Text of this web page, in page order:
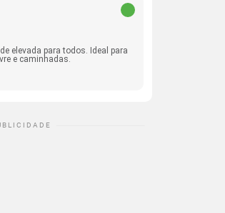
elevada para todos. Ideal para
e caminhadas.